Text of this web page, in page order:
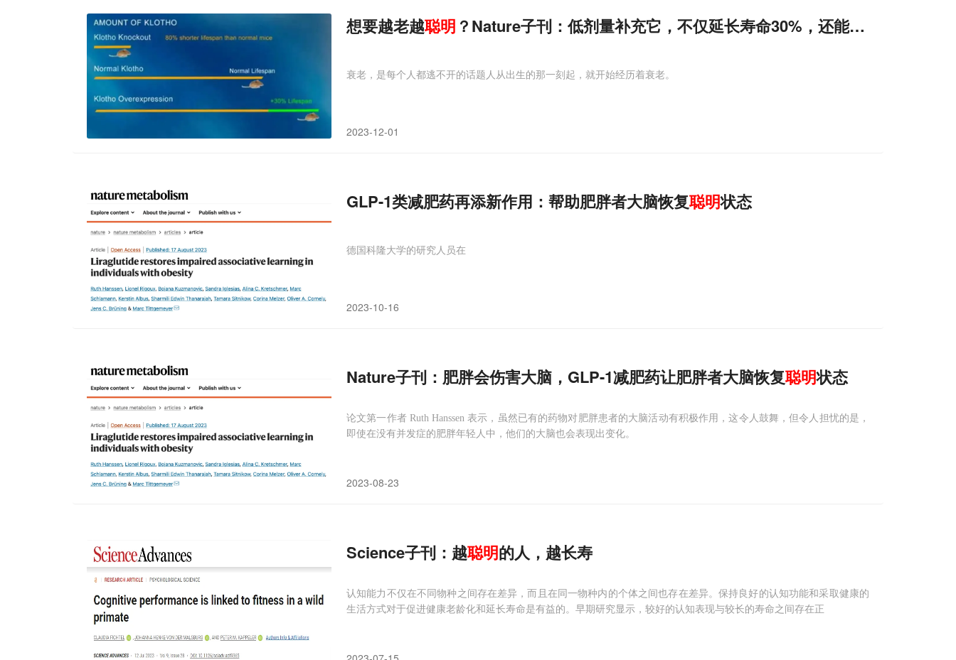
想要越老越聪明 ？Nature子刊：低剂量补充它，不仅延长寿命30%，还能提高认知能力
衰老，是每个人都逃不开的话题人从出生的那一刻起，就开始经历着衰老。
2023-12-01
GLP-1类减肥药再添新作用：帮助肥胖者大脑恢复聪明状态
德国科隆大学的研究人员在
2023-10-16
Nature子刊：肥胖会伤害大脑，GLP-1减肥药让肥胖者大脑恢复聪明状态
论文第一作者 Ruth Hanssen 表示，虽然已有的药物对肥胖患者的大脑活动有积极作用，这令人鼓舞，但令人担忧的是，
即使在没有并发症的肥胖年轻人中，他们的大脑也会表现出变化。
2023-08-23
Science子刊：越聪明的人，越长寿
认知能力不仅在不同物种之间存在差异，而且在同一物种内的个体之间也存在差异。保持良好的认知功能和采取健康的
生活方式对于促进健康老龄化和延长寿命是有益的。早期研究显示，较好的认知表现与较长的寿命之间存在正